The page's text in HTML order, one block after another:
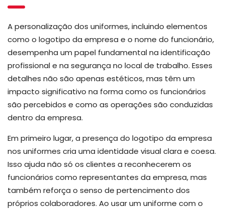
A personalização dos uniformes, incluindo elementos
como o logotipo da empresa e o nome do funcionário,
desempenha um papel fundamental na identificação
profissional e na segurança no local de trabalho. Esses
detalhes não são apenas estéticos, mas têm um
impacto significativo na forma como os funcionários
são percebidos e como as operações são conduzidas
dentro da empresa.
Em primeiro lugar, a presença do logotipo da empresa
nos uniformes cria uma identidade visual clara e coesa.
Isso ajuda não só os clientes a reconhecerem os
funcionários como representantes da empresa, mas
também reforça o senso de pertencimento dos
próprios colaboradores. Ao usar um uniforme com o